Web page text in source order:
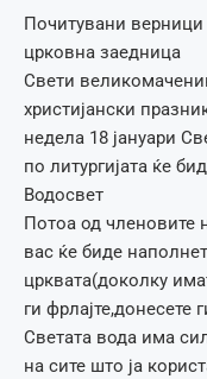
Почитувани
црковна заедница
Свети
христијански
недела 18 јануари
по литургијата ќе
Водосвет
Потоа од членовите
вас ќе биде
црквата(доколку
ги фрлајте,донесете
Светата вода има
на сите што ја